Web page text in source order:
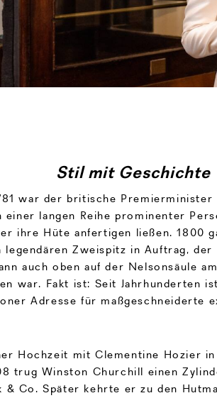
Stil mit Geschichte
war der britische
einer langen Reihe prominenter
ihre Hüte anfertigen ließen. 1800
legendären Zweispitz in Auftrag, der
auch oben auf der Nelsonsäule
war. Fakt ist: Seit Jahrhunderten
Adresse für maßgeschneiderte
Hochzeit mit Clementine Hozier
trug Winston Churchill einen
& Co. Später kehrte er zu den